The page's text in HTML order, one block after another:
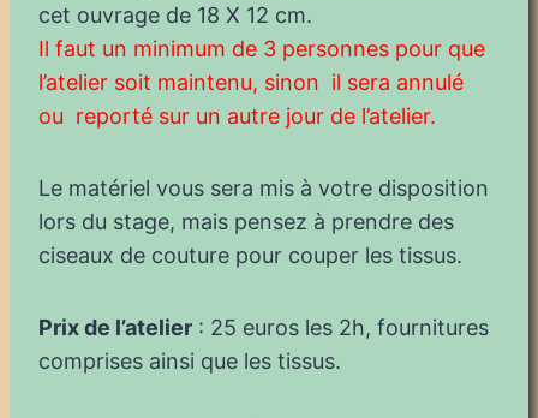
cet ouvrage de 18 X 12 cm.
Il faut un minimum de 3 personnes pour que
l’atelier soit maintenu, sinon il sera annulé
ou reporté sur un autre jour de l’atelier.
Le matériel vous sera mis à votre disposition
lors du stage, mais pensez à prendre des
ciseaux de couture pour couper les tissus.
Prix de l’atelier : 25 euros les 2h, fournitures
comprises ainsi que les tissus.